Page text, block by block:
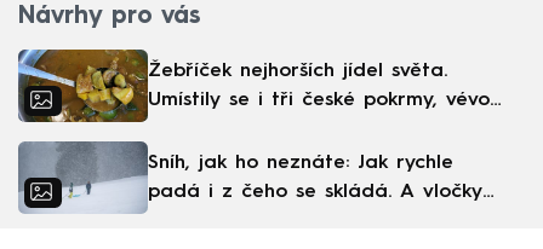
Návrhy pro vás
Žebříček nejhorších jídel světa.
Umístily se i tři české pokrmy, vévodí
Sníh, jak ho neznáte: Jak rychle
padá i z čeho se skládá. A vločky